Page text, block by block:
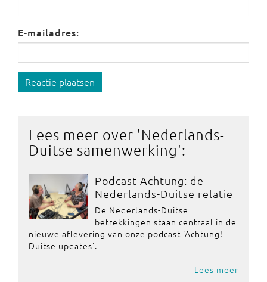
E-mailadres:
Reactie plaatsen
Lees meer over 'Nederlands-
Duitse samenwerking':
Podcast Achtung: de
Nederlands-Duitse relatie
De Nederlands-Duitse
betrekkingen staan centraal in de
nieuwe aflevering van onze podcast 'Achtung!
Duitse updates'.
Lees meer